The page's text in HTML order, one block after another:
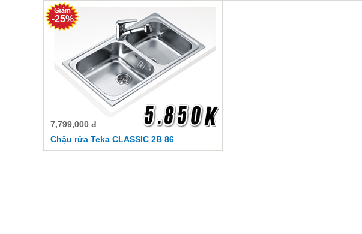
7,799,000 đ
Chậu rửa Teka CLASSIC 2B 86
-25%